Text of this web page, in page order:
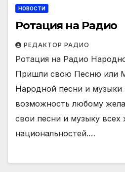
НОВОСТИ
Ротация на Радио
РЕДАКТОР РАДИО
Ротация на Радио
Пришли свою Песню или
Народной песни и музыки
возможность любому
свои песни и музыку всех
национальностей.…